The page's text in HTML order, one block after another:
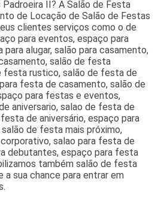
II? A Salão de Festa
de Locação de Salão de Festas
clientes serviços como o de
para eventos, espaço para
alugar, salão para casamento,
salão de festa
festa rustico, salão de festa de
festa de casamento, salão de
para festas e eventos,
aniversario, salao de festa de
de aniversário, espaço para
de festa mais próximo,
salao para festa de
debutantes, espaço para festa
também salão de festa
a sua chance para entrar em